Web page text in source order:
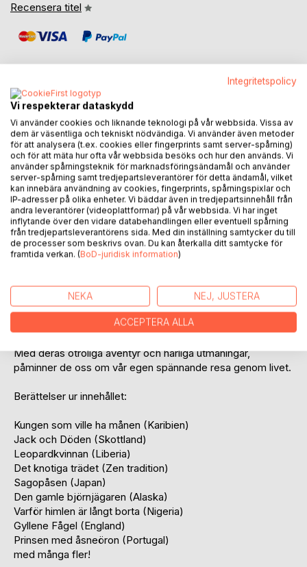
Recensera titel
BESKRIVNING
Berättelserna i GYLLENE FÅGEL är skördade ur
hela världens sagoskatt, många för första gång på
svenska. Fulla av vishet och finurlighet, kärlek, kraft och
mod
har sagorna och myterna vandrat från mun till öra
över land och hav, ibland i tusentals år.
Att de överlevt genom tiderna säger mycket
om deras djupa värde och relevans för vår mänskliga kultur.
mellan barn och vuxna, man och kvinna, chef och
medarbetare.
Alla kan berätta! Och lyssna!
Med deras otroliga äventyr och härliga utmaningar,
påminner de oss om vår egen spännande resa genom livet.
Berättelser ur innehållet:
Kungen som ville ha månen (Karibien)
Jack och Döden (Skottland)
Leopardkvinnan (Liberia)
Det knotiga trädet (Zen tradition)
Sagopåsen (Japan)
Den gamle björnjägaren (Alaska)
Varför himlen är långt borta (Nigeria)
Gyllene Fågel (England)
Prinsen med åsneöron (Portugal)
med många fler!
Integritetspolicy
Vi respekterar dataskydd
Vi använder cookies och liknande teknologi på vår webbsida. Vissa av
dem är väsentliga och tekniskt nödvändiga. Vi använder även metoder
för att analysera (t.ex. cookies eller fingerprints samt server-spårning)
och för att mäta hur ofta vår webbsida besöks och hur den används. Vi
använder spårningsteknik för marknadsföringsändamål och använder
server-spårning samt tredjepartsleverantörer för detta ändamål, vilket
kan innebära användning av cookies, fingerprints, spårningspixlar och
IP-adresser på olika enheter. Vi bäddar även in tredjepartsinnehåll från
andra leverantörer (videoplattformar) på vår webbsida. Vi har inget
inflytande över den vidare databehandlingen eller eventuell spårning
från tredjepartsleverantörens sida. Med din inställning samtycker du till
de processer som beskrivs ovan. Du kan återkalla ditt samtycke för
framtida verkan. (BoD-juridisk information)
NEKA NEJ, JUSTERA
ACCEPTERA ALLA